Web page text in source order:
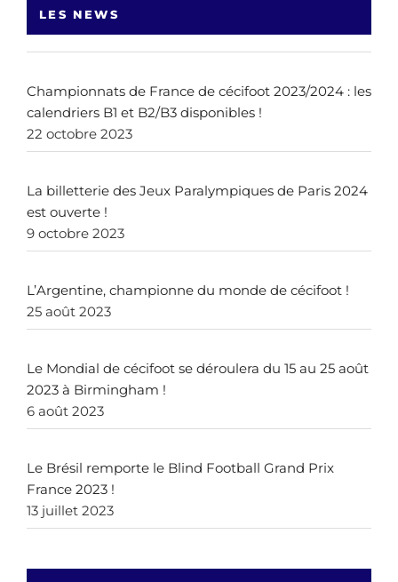
LES NEWS
Championnats de France de cécifoot 2023/2024 : les
calendriers B1 et B2/B3 disponibles !
22 octobre 2023
La billetterie des Jeux Paralympiques de Paris 2024
est ouverte !
9 octobre 2023
L’Argentine, championne du monde de cécifoot !
25 août 2023
Le Mondial de cécifoot se déroulera du 15 au 25 août
2023 à Birmingham !
6 août 2023
Le Brésil remporte le Blind Football Grand Prix
France 2023 !
13 juillet 2023